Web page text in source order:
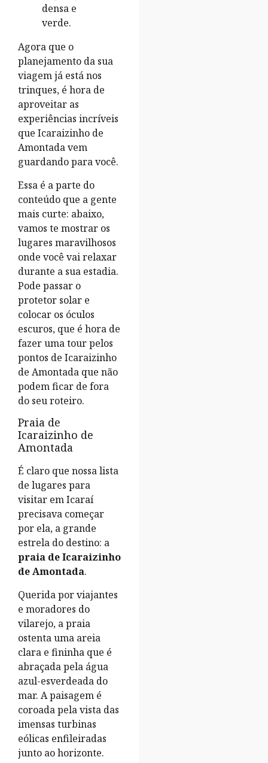
Agora que o
planejamento da sua
viagem já está nos
trinques, é hora de
aproveitar as
experiências incríveis
que Icaraizinho de
Amontada vem
guardando para você.
Essa é a parte do
conteúdo que a gente
mais curte: abaixo,
vamos te mostrar os
lugares maravilhosos
onde você vai relaxar
durante a sua estadia.
Pode passar o
protetor solar e
colocar os óculos
escuros, que é hora de
fazer uma tour pelos
pontos de Icaraizinho
de Amontada que não
podem ficar de fora
do seu roteiro.
Praia de
Icaraizinho de
Amontada
É claro que nossa lista
de lugares para
visitar em Icaraí
precisava começar
por ela, a grande
estrela do destino: a
praia de Icaraizinho
de Amontada.
Querida por viajantes
e moradores do
vilarejo, a praia
ostenta uma areia
clara e fininha que é
abraçada pela água
azul-esverdeada do
mar. A paisagem é
coroada pela vista das
imensas turbinas
eólicas enfileiradas
junto ao horizonte.